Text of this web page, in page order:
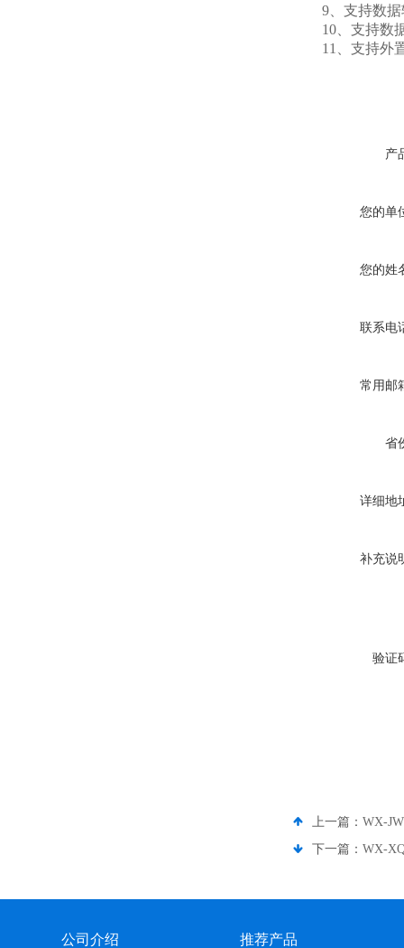
9、支持数据转
10、支持数据
11、支持外置
产
您的单
您的姓
联系电
常用邮
省
详细地
补充说
验证
上一篇： WX-
下一篇： WX-
公司介绍 推荐产品